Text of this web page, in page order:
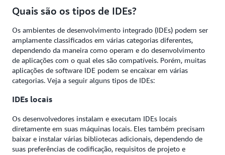
Quais são os tipos de IDEs?
Os ambientes de desenvolvimento integrado (IDEs) podem ser
amplamente classificados em várias categorias diferentes,
dependendo da maneira como operam e do desenvolvimento
de aplicações com o qual eles são compatíveis. Porém, muitas
aplicações de software IDE podem se encaixar em várias
categorias. Veja a seguir alguns tipos de IDEs:
IDEs locais
Os desenvolvedores instalam e executam IDEs locais
diretamente em suas máquinas locais. Eles também precisam
baixar e instalar várias bibliotecas adicionais, dependendo de
suas preferências de codificação, requisitos de projeto e